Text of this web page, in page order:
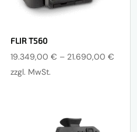
Preisspanne:
15.749,00 €
FLIR T560
19.349,00€ – 21.690,00€
zzgl. MwSt.